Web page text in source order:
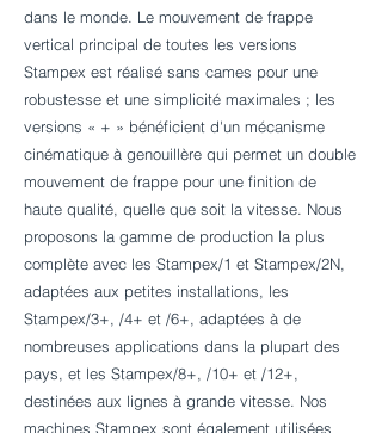
dans le monde. Le mouvement de frappe
vertical principal de toutes les versions
Stampex est réalisé sans cames pour une
robustesse et une simplicité maximales ; les
versions « + » bénéficient d'un mécanisme
cinématique à genouillère qui permet un double
mouvement de frappe pour une finition de
haute qualité, quelle que soit la vitesse. Nous
proposons la gamme de production la plus
complète avec les Stampex/1 et Stampex/2N,
adaptées aux petites installations, les
Stampex/3+, /4+ et /6+, adaptées à de
nombreuses applications dans la plupart des
pays, et les Stampex/8+, /10+ et /12+,
destinées aux lignes à grande vitesse. Nos
machines Stampex sont également utilisées